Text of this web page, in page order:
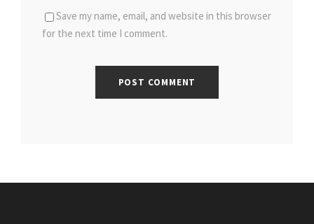
Save my name, email, and website in this browser
for the next time I comment.